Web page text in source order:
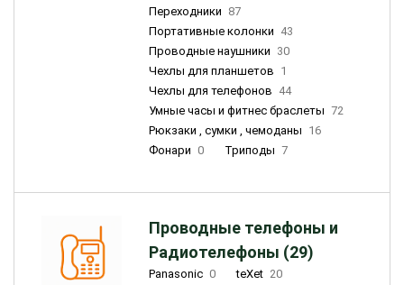
Переходники 87
Портативные колонки 43
Проводные наушники 30
Чехлы для планшетов 1
Чехлы для телефонов 44
Умные часы и фитнес браслеты 72
Рюкзаки , сумки , чемоданы 16
Фонари 0 Триподы 7
Проводные телефоны и
Радиотелефоны (29)
Panasonic 0 teXet 20